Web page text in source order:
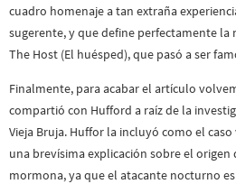
cuadro homenaje a tan extraña
sugerente, y que define perfectamente la
The Host (El huésped), que pasó a ser
Finalmente, para acabar el artículo
compartió con Hufford a raíz de la
Vieja Bruja. Huffor la incluyó como el
una brevísima explicación sobre el
mormona, ya que el atacante nocturno